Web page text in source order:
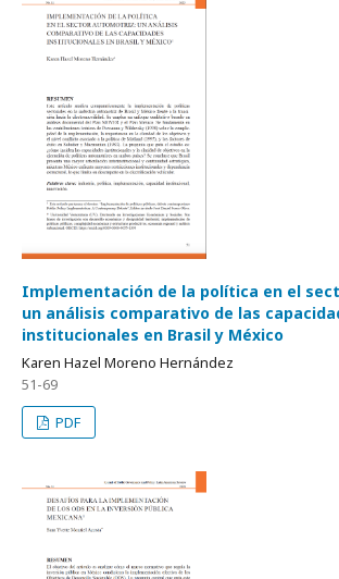
Implementación de la política en el
un análisis comparativo de las
institucionales en Brasil y México
Karen Hazel Moreno Hernández
51-69
PDF